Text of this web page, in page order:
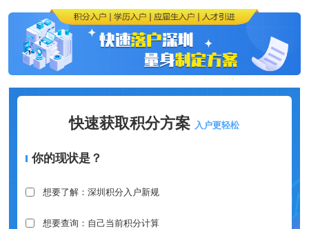
快速获取积分方案 入户更轻松
你的现状是？
想要了解：深圳积分入户新规
想要查询：自己当前积分计算